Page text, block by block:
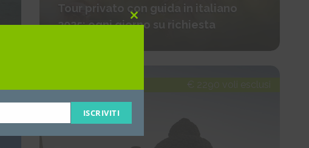
Tour privato con guida in italiano
2025: ogni giorno su richiesta
€ 2290 voli esclusi
Close
module
ISCRIVITI